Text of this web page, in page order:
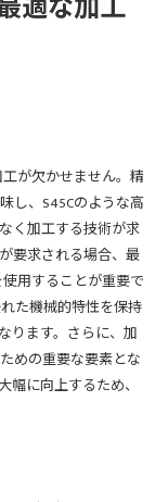
適な加工
が欠かせません。精
し、S45Cのような高
く加工する技術が求
要求される場合、最
用することが重要で
た機械的特性を保持
ります。さらに、加
めの重要な要素とな
幅に向上するため、